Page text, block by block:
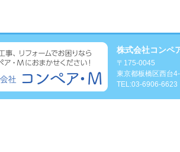
塗装工事、リフォー
株式会社コンペ
〒175-0045
東京都板橋区西台
TEL:03-6906-